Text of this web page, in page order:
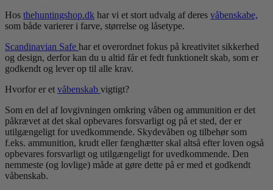
Hos thehuntingshop.dk har vi et stort udvalg af deres våbenskabe,
som både varierer i farve, størrelse og låsetype.
Scandinavian Safe har et overordnet fokus på kreativitet sikkerhed
og design, derfor kan du u altid får et fedt funktionelt skab, som er
godkendt og lever op til alle krav.
Hvorfor er et våbenskab vigtigt?
Som en del af lovgivningen omkring våben og ammunition er det
påkrævet at det skal opbevares forsvarligt og på et sted, der er
utilgængeligt for uvedkommende. Skydevåben og tilbehør som
f.eks. ammunition, krudt eller fænghætter skal altså efter loven også
opbevares forsvarligt og utilgængeligt for uvedkommende. Den
nemmeste (og lovlige) måde at gøre dette på er med et godkendt
våbenskab.